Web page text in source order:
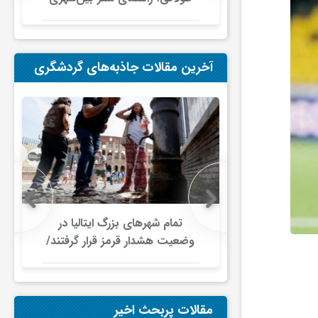
در ایران
آخرین مقالات جاذبه‌های گردشگری
زیر
هوایی
تمام شهرهای بزرگ ایتالیا در
وضعیت هشدار قرمز قرار گرفتند/
موج گرمای بی‌سابقه، گردشگری و
قرار داد
مقالات پربحث اخیر